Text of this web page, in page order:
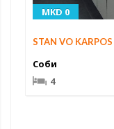
MKD 0
STAN VO
Соби
4